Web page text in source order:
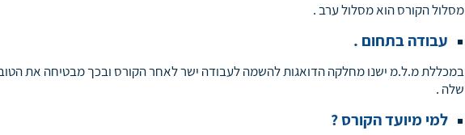
מסלול הקורס הוא מסלול ערב .
עבודה בתחום .
במכללת מ.ל.מ ישנו מחלקה הדואגות להשמה לעבודה ישר לאחר הקורס ובכך מבטיחה את
שלה .
למי מיועד הקורס ?